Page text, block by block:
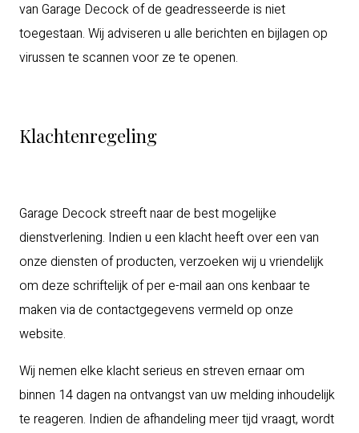
van Garage Decock of de geadresseerde is niet
toegestaan. Wij adviseren u alle berichten en bijlagen op
virussen te scannen voor ze te openen.
Klachtenregeling
Garage Decock streeft naar de best mogelijke
dienstverlening. Indien u een klacht heeft over een van
onze diensten of producten, verzoeken wij u vriendelijk
om deze schriftelijk of per e-mail aan ons kenbaar te
maken via de contactgegevens vermeld op onze
website.
Wij nemen elke klacht serieus en streven ernaar om
binnen 14 dagen na ontvangst van uw melding inhoudelijk
te reageren. Indien de afhandeling meer tijd vraagt, wordt